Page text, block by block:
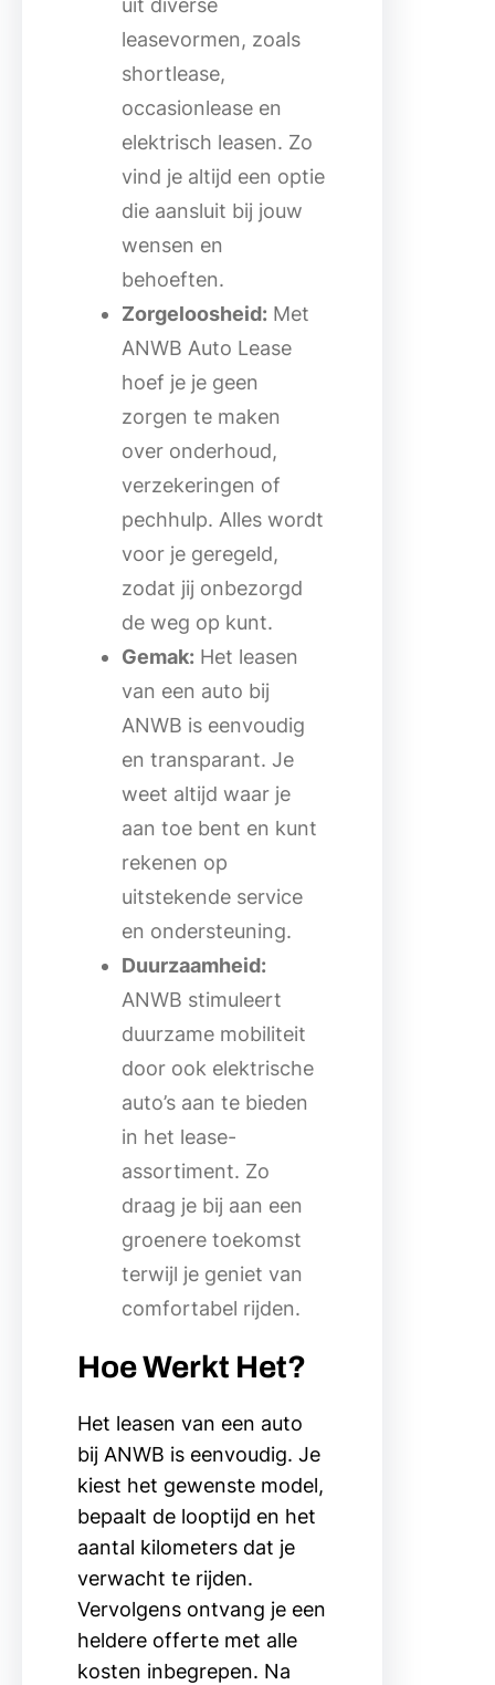
uit diverse
leasevormen, zoals
shortlease,
occasionlease en
elektrisch leasen. Zo
vind je altijd een optie
die aansluit bij jouw
wensen en
behoeften.
Zorgeloosheid: Met
ANWB Auto Lease
hoef je je geen
zorgen te maken
over onderhoud,
verzekeringen of
pechhulp. Alles wordt
voor je geregeld,
zodat jij onbezorgd
de weg op kunt.
Gemak: Het leasen
van een auto bij
ANWB is eenvoudig
en transparant. Je
weet altijd waar je
aan toe bent en kunt
rekenen op
uitstekende service
en ondersteuning.
Duurzaamheid:
ANWB stimuleert
duurzame mobiliteit
door ook elektrische
auto’s aan te bieden
in het lease-
assortiment. Zo
draag je bij aan een
groenere toekomst
terwijl je geniet van
comfortabel rijden.
Hoe Werkt Het?
Het leasen van een auto
bij ANWB is eenvoudig. Je
kiest het gewenste model,
bepaalt de looptijd en het
aantal kilometers dat je
verwacht te rijden.
Vervolgens ontvang je een
heldere offerte met alle
kosten inbegrepen. Na